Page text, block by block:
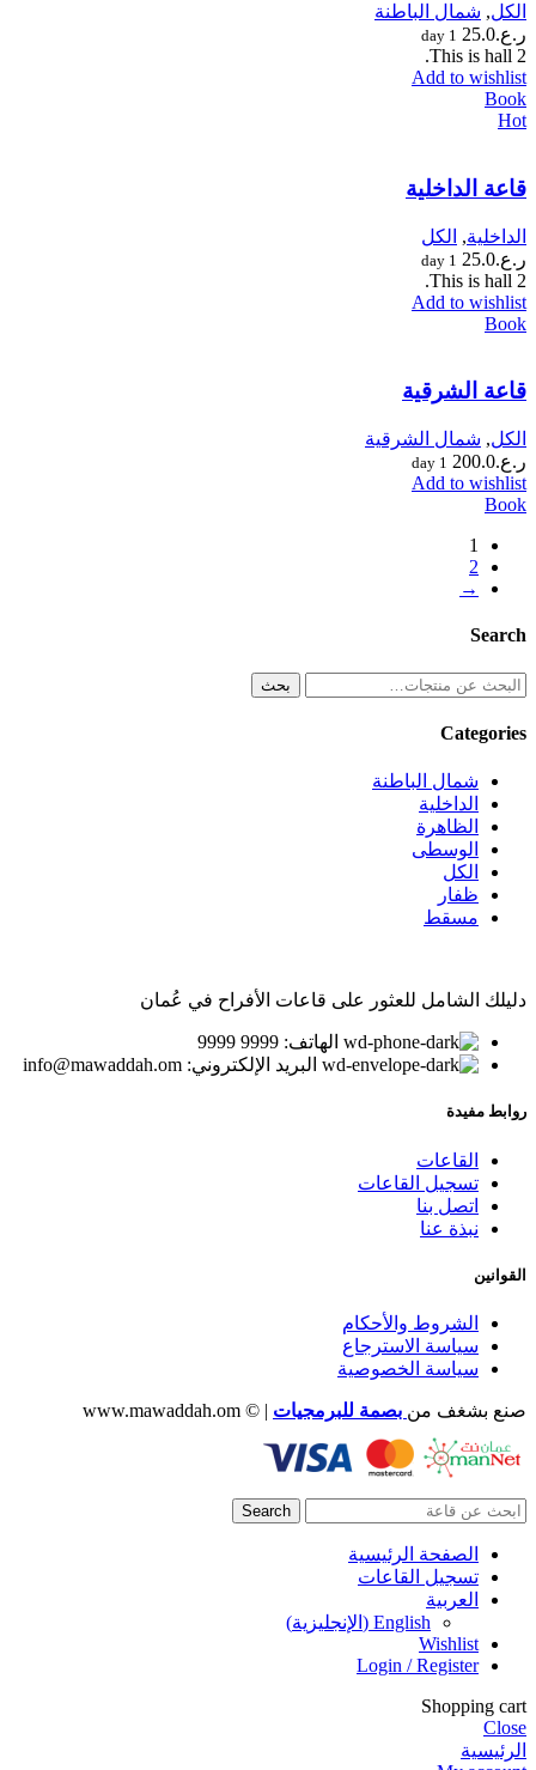
الكل, شمال الباطنة
ر.ع.25.0
1 day
This is hall 2.
Add to wishlist
Book
Hot
قاعة الداخلية
الداخلية, الكل
ر.ع.25.0
1 day
This is hall 2.
Add to wishlist
Book
قاعة الشرقية
الكل, شمال الشرقية
ر.ع.200.0
1 day
Add to wishlist
Book
1
2
→
Search
البحث
بحث
Categories
شمال الباطنة
الداخلية
الظاهرة
الوسطى
الكل
ظفار
مسقط
دليلك الشامل للعثور على قاعات الأفراح في عُمان
الهاتف: 9999 9999
البريد الإلكتروني: info@mawaddah.om
روابط مفيدة
القاعات
تسجيل القاعات
اتصل بنا
نبذة عنا
القوانين
الشروط والأحكام
سياسة الاسترجاع
سياسة الخصوصية
صنع بشغف من بصمة للبرمجيات | © www.mawaddah.om
Search
الصفحة الرئيسية
تسجيل القاعات
العربية
English
( الإنجليزية)
Wishlist
Login / Register
Shopping cart
Close
الرئيسية